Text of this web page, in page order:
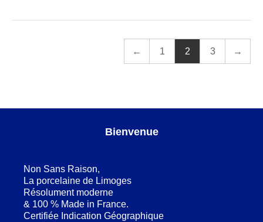
← 1 2 3 →
Bienvenue
Non Sans Raison,
La porcelaine de Limoges
Résolument moderne
& 100 % Made in France.
Certifiée Indication Géographique